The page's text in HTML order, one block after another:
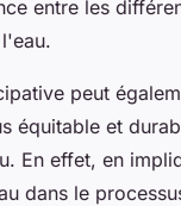
entre les
peut
équitable et
En effet, en
dans le